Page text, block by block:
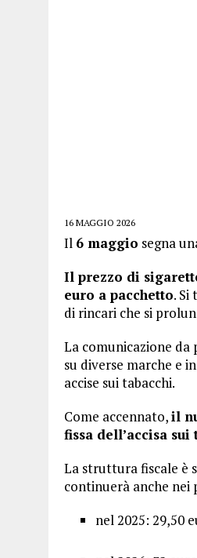
16 MAGGIO 2026
Il 6 maggio segna
Il prezzo di
euro a pacchetto.
di rincari che si
La comunicazione da
su diverse marche e
accise sui tabacchi.
Come accennato,il
fissa dell’accisa
La struttura fiscale è
continuerà anche nei
nel 2025: 29,50